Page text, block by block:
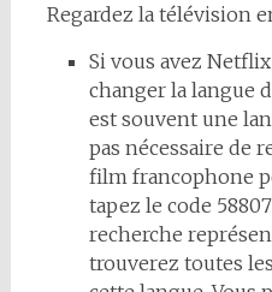
Regardez la télévision
Si vous avez
changer la langue
est souvent une
pas nécessaire de
film francophone
tapez le code
recherche
trouverez toutes